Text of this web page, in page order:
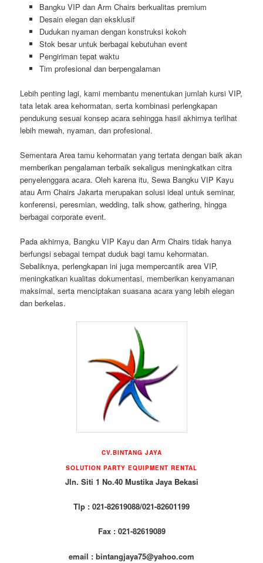
Bangku VIP dan Arm Chairs berkualitas premium
Desain elegan dan eksklusif
Dudukan nyaman dengan konstruksi kokoh
Stok besar untuk berbagai kebutuhan event
Pengiriman tepat waktu
Tim profesional dan berpengalaman
Lebih penting lagi, kami membantu menentukan jumlah kursi VIP,
tata letak area kehormatan, serta kombinasi perlengkapan
pendukung sesuai konsep acara sehingga hasil akhirnya terlihat
lebih mewah, nyaman, dan profesional.
Sementara Area tamu kehormatan yang tertata dengan baik akan
memberikan pengalaman terbaik sekaligus meningkatkan citra
penyelenggara acara. Oleh karena itu, Sewa Bangku VIP Kayu
atau Arm Chairs Jakarta merupakan solusi ideal untuk seminar,
konferensi, peresmian, wedding, talk show, gathering, hingga
berbagai corporate event.
Pada akhirnya, Bangku VIP Kayu dan Arm Chairs tidak hanya
berfungsi sebagai tempat duduk bagi tamu kehormatan.
Sebaliknya, perlengkapan ini juga mempercantik area VIP,
meningkatkan kualitas dokumentasi, memberikan kenyamanan
maksimal, serta menciptakan suasana acara yang lebih elegan
dan berkelas.
CV.BINTANG JAYA
SOLUTION PARTY EQUIPMENT RENTAL
Jln. Siti 1 No.40 Mustika Jaya Bekasi
Tlp : 021-82619088/021-82601199
Fax : 021-82619089
email : bintangjaya75@yahoo.com